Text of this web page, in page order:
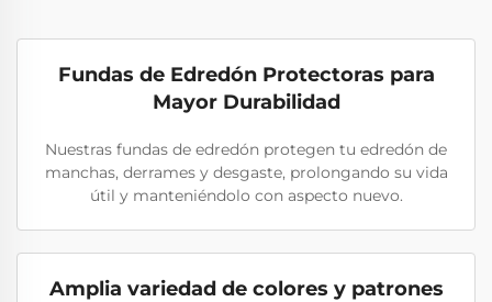
Fundas de Edredón Protectoras para
Mayor Durabilidad
Nuestras fundas de edredón protegen tu edredón de
manchas, derrames y desgaste, prolongando su vida
útil y manteniéndolo con aspecto nuevo.
Amplia variedad de colores y patrones